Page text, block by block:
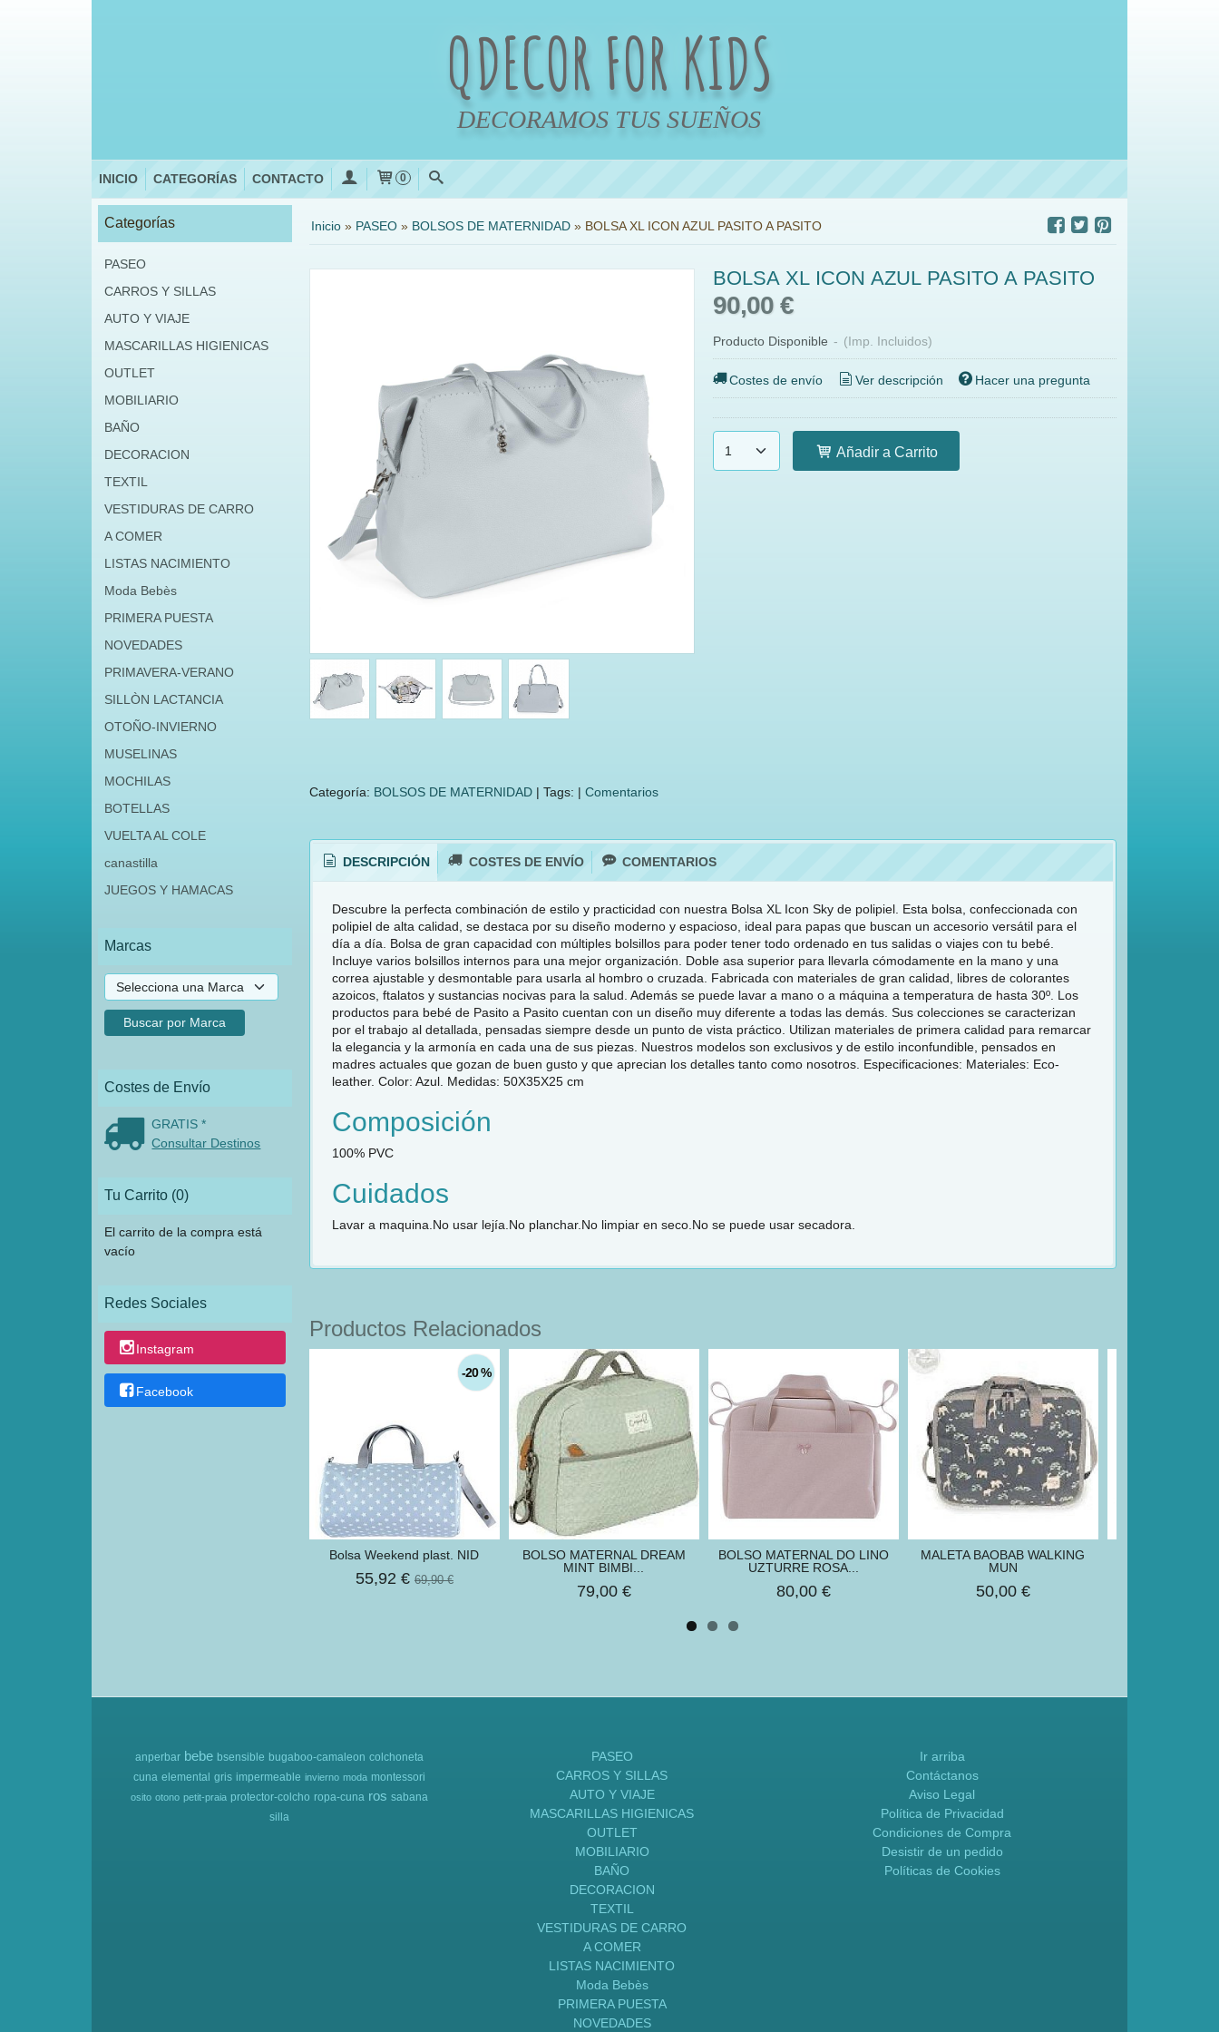
QDECOR FOR KIDS
DECORAMOS TUS SUEÑOS
INICIO CATEGORÍAS CONTACTO 0
Categorías
PASEO
CARROS Y SILLAS
AUTO Y VIAJE
MASCARILLAS HIGIENICAS
OUTLET
MOBILIARIO
BAÑO
DECORACION
TEXTIL
VESTIDURAS DE CARRO
A COMER
LISTAS NACIMIENTO
Moda Bebès
PRIMERA PUESTA
NOVEDADES
PRIMAVERA-VERANO
SILLÒN LACTANCIA
OTOÑO-INVIERNO
MUSELINAS
MOCHILAS
BOTELLAS
VUELTA AL COLE
canastilla
JUEGOS Y HAMACAS
Marcas
Costes de Envío
GRATIS *
Consultar Destinos
Tu Carrito (0)
El carrito de la compra está
vacío
Redes Sociales
Instagram
Facebook
Inicio» PASEO» BOLSOS DE MATERNIDAD» BOLSA XL ICON AZUL PASITO A PASITO
BOLSA XL ICON AZUL PASITO A PASITO
90,00 €
Producto Disponible - (Imp. Incluidos)
Costes de envío Ver descripción Hacer una pregunta
Añadir a Carrito
Categoría: BOLSOS DE MATERNIDAD| Tags: | Comentarios
DESCRIPCIÓN COSTES DE ENVÍO COMENTARIOS
Descubre la perfecta combinación de estilo y practicidad con nuestra Bolsa XL Icon Sky de polipiel. Esta bolsa, confeccionada con
polipiel de alta calidad, se destaca por su diseño moderno y espacioso, ideal para papas que buscan un accesorio versátil para el
día a día. Bolsa de gran capacidad con múltiples bolsillos para poder tener todo ordenado en tus salidas o viajes con tu bebé.
Incluye varios bolsillos internos para una mejor organización. Doble asa superior para llevarla cómodamente en la mano y una
correa ajustable y desmontable para usarla al hombro o cruzada. Fabricada con materiales de gran calidad, libres de colorantes
azoicos, ftalatos y sustancias nocivas para la salud. Además se puede lavar a mano o a máquina a temperatura de hasta 30º. Los
productos para bebé de Pasito a Pasito cuentan con un diseño muy diferente a todas las demás. Sus colecciones se caracterizan
por el trabajo al detallada, pensadas siempre desde un punto de vista práctico. Utilizan materiales de primera calidad para remarcar
la elegancia y la armonía en cada una de sus piezas. Nuestros modelos son exclusivos y de estilo inconfundible, pensados en
madres actuales que gozan de buen gusto y que aprecian los detalles tanto como nosotros. Especificaciones: Materiales: Eco-
leather. Color: Azul. Medidas: 50X35X25 cm
Composición
100% PVC
Cuidados
Lavar a maquina.No usar lejía.No planchar.No limpiar en seco.No se puede usar secadora.
Productos Relacionados
-20 %
Bolsa Weekend plast. NID
55,92 € 69,90 €
BOLSO MATERNAL DREAM
MINT BIMBI...
79,00 €
BOLSO MATERNAL DO LINO
UZTURRE ROSA...
80,00 €
MALETA BAOBAB WALKING
MUN
50,00 €
anperbar bebe bsensible bugaboo-camaleon colchoneta
cuna elemental gris impermeable invierno moda montessori
osito otono petit-praia protector-colcho ropa-cuna ros sabana
silla
PASEO
CARROS Y SILLAS
AUTO Y VIAJE
MASCARILLAS HIGIENICAS
OUTLET
MOBILIARIO
BAÑO
DECORACION
TEXTIL
VESTIDURAS DE CARRO
A COMER
LISTAS NACIMIENTO
Moda Bebès
PRIMERA PUESTA
NOVEDADES
Ir arriba
Contáctanos
Aviso Legal
Política de Privacidad
Condiciones de Compra
Desistir de un pedido
Políticas de Cookies